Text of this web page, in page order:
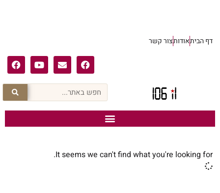
דף הביתאודותצור קשר
It seems we can't find what you're looking for.